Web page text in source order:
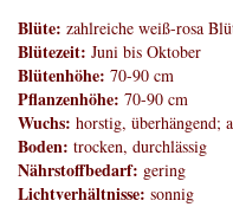
Blüte: zahlreiche weiß-rosa
Blütezeit: Juni bis Oktober
Blütenhöhe: 70-90 cm
Pflanzenhöhe: 70-90 cm
Wuchs: horstig, überhängend;
Boden: trocken, durchlässig
Nährstoffbedarf: gering
Lichtverhältnisse: sonnig